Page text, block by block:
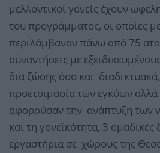
μελλοντικοί γονείς έχουν
του προγράμματος, οι οποίες
περιλάμβαναν πάνω από 75
συναντήσεις με
δια ζώσης όσο και
προετοιμασία των εγκύων
αφορούσαν την ανάπτυξη των
και τη γονεϊκότητα, 3 ομαδικές
εργαστήρια σε χώρους της